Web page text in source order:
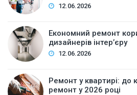
12.06.2026
Економний ремонт
дизайнерів інтер’єру
12.06.2026
Ремонт у квартирі: до
ремонт у 2026 році